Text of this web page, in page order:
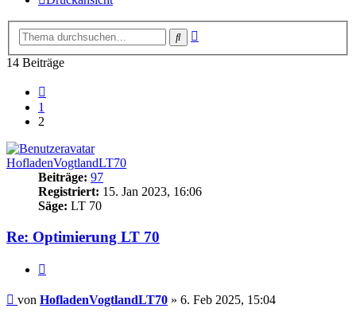
Suche
14 Beiträge
1
2
HofladenVogtlandLT70
Beiträge: 97
Registriert: 15. Jan 2023, 16:06
Säge: LT 70
Re: Optimierung LT 70
Beitrag
von HofladenVogtlandLT70 » 6. Feb 2025, 15:04